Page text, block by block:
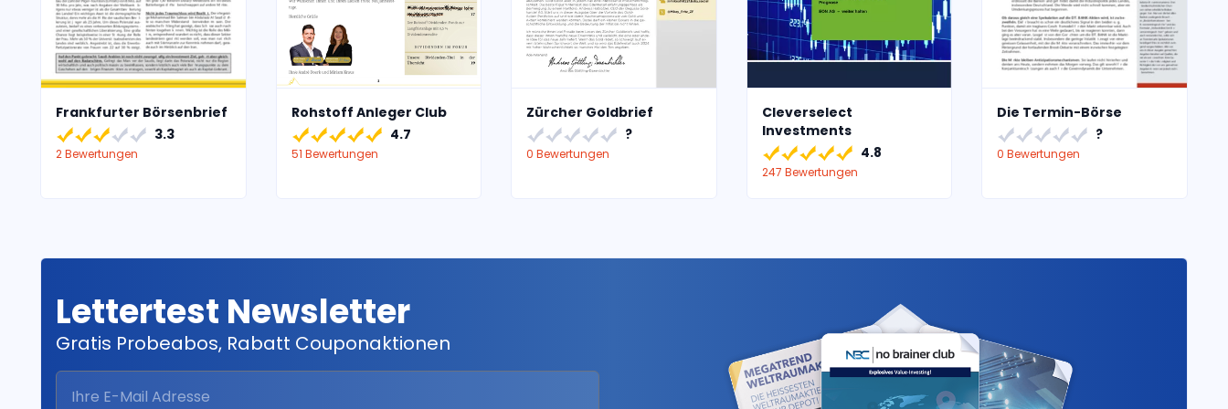
Frankfurter Börsenbrief
3.3
2 Bewertungen
Rohstoff Anleger Club
4.7
51 Bewertungen
Zürcher Goldbrief
?
0 Bewertungen
Cleverselect
Investments
4.8
247 Bewertungen
Die Termin-Börse
?
0 Bewertungen
Lettertest Newsletter
Gratis Probeabos, Rabatt Couponaktionen